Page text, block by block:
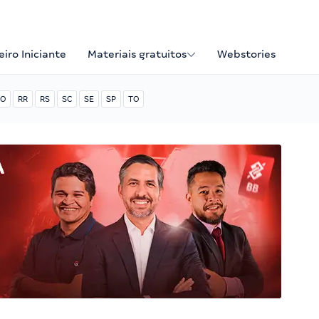
Iniciante Materiais gratuitos Webstories
RR RS SC SE SP TO